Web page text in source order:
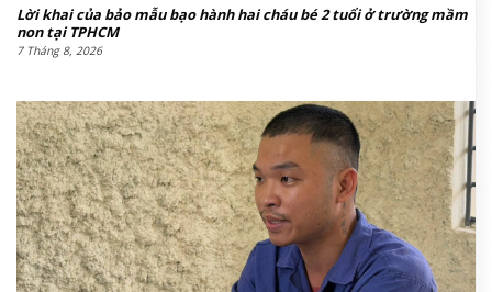
Lời khai của bảo mẫu bạo hành hai cháu bé 2 tuổi ở trường mầm
non tại TPHCM
7 Tháng 8, 2026